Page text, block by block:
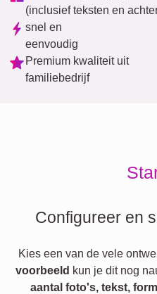
(inclusief teksten en
snel en
eenvoudig
Premium kwaliteit uit
familiebedrijf
Configureer en
Kies een van de vele
voorbeeld kun je dit nog
aantal foto's, tekst,